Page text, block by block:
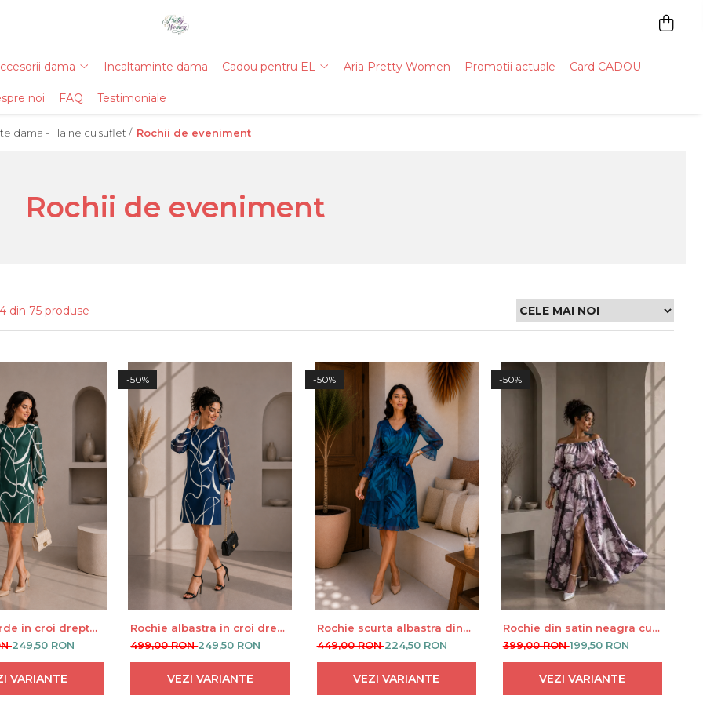
dama Incaltaminte dama Cadou pentru EL Aria Pretty Women Promotii actuale Card CADOU
noi FAQ Testimoniale
dama - Haine cu suflet / Rochii de eveniment
Rochii de eveniment
din 75 produse
in croi drept
curbate
249,50 RON
VARIANTE
-50%
Rochie albastra in croi drept
cu dungi albe curbate
499,00 RON249,50 RON
VEZI VARIANTE
-50%
Rochie scurta albastra din
voal cu anchior si cordon in
talie
449,00 RON224,50 RON
VEZI VARIANTE
-50%
Rochie din satin neagra cu
imprimeu floral roz si
maneci bufante
399,00 RON199,50 RON
VEZI VARIANTE